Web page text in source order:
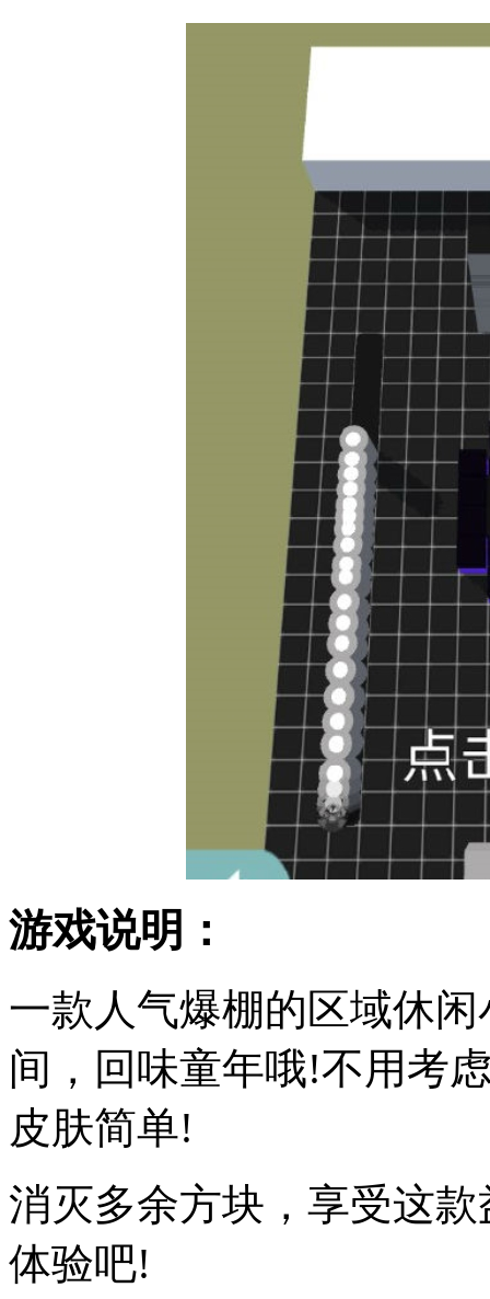
游戏说明：
一款人气爆棚的区域休
间，回味童年哦!不用考
皮肤简单!
消灭多余方块，享受这
体验吧!